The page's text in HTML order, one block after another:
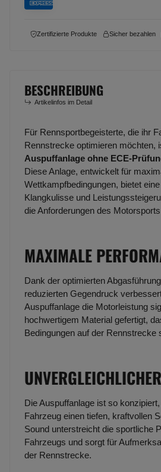
Zertifizierte Produkte Sicher bezahlen
BESCHREIBUNG
Artikelinfos im Detail
Für Rennsportbegeisterte, die ihr
Rennstrecke optimieren möchten,
Auspuffanlage ohne ECE-
Diese Anlage, entwickelt für
Wettkampfbedingungen, bietet
Klangkulisse und
die Anforderungen des
MAXIMALE
Dank der optimierten
reduzierten Gegendruck
Auspuffanlage die Motorleistung
hochwertigem Material gefertigt,
Bedingungen auf der Rennstrecke
Die Auspuffanlage ist so
Fahrzeug einen tiefen, kraftvollen
Sound unterstreicht die sportliche
Fahrzeugs und sorgt für
der Rennstrecke.